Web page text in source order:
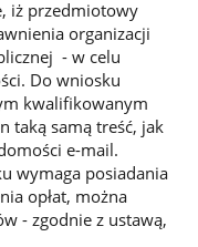
iż przedmiotowy
organizacji
- w celu
Do wniosku
kwalifikowanym
taką samą treść, jak
e-mail.
wymaga posiadania
opłat, można
- zgodnie z ustawą,